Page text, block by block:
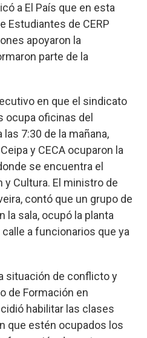
a El País que en esta
Estudiantes de CERP
apoyaron la
parte de la
en que el sindicato
oficinas del
7:30 de la mañana,
y CECA ocuparon la
se encuentra el
Cultura. El ministro de
contó que un grupo de
la sala, ocupó la planta
a funcionarios que ya
situación de conflicto y
de Formación en
habilitar las clases
que estén ocupados los